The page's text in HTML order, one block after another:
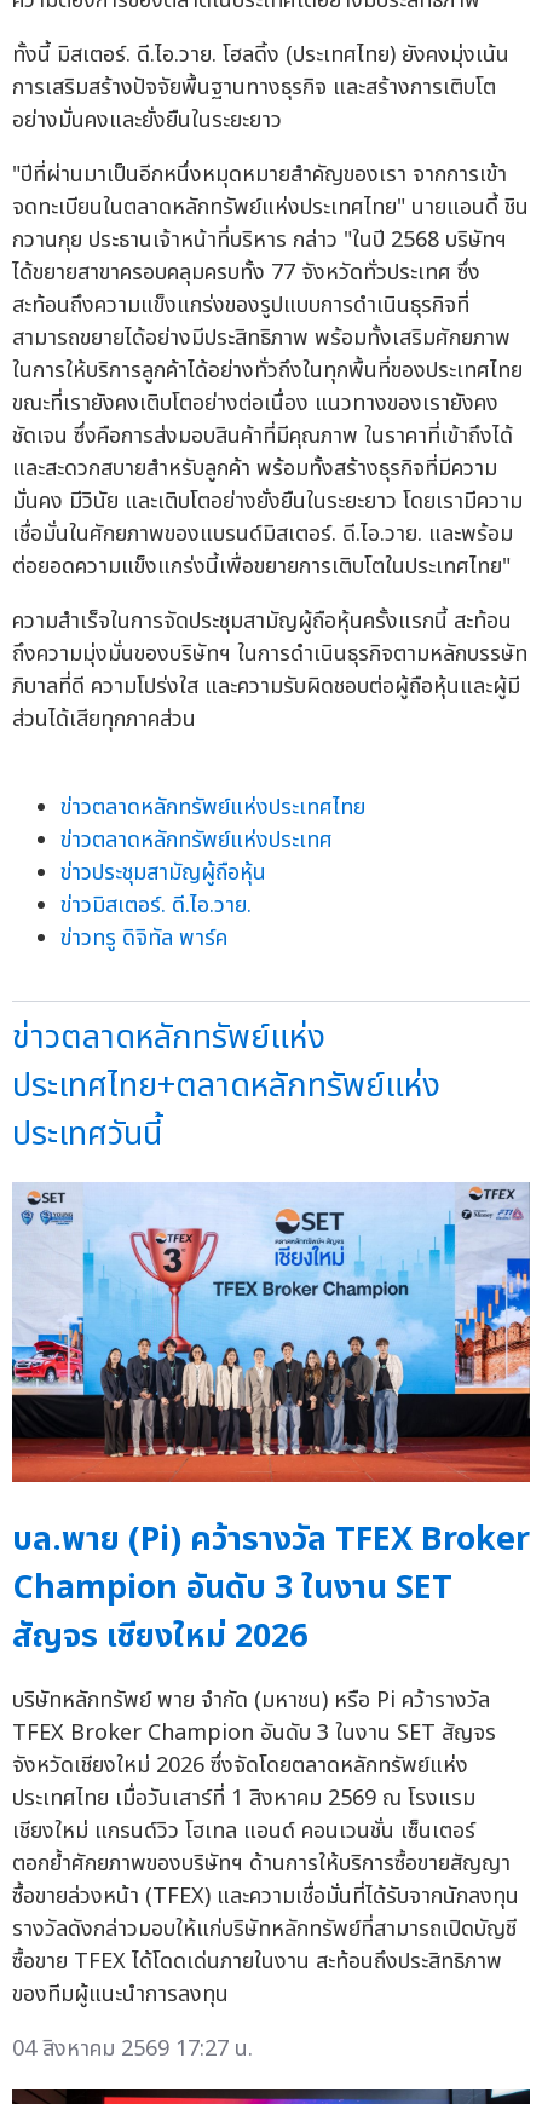
ทั้งนี้ มิสเตอร์. ดี.ไอ.วาย. โฮลดิ้ง (ประเทศไทย) ยังคงมุ่งเน้น
การเสริมสร้างปัจจัยพื้นฐานทางธุรกิจ และสร้างการเติบโต
อย่างมั่นคงและยั่งยืนในระยะยาว
"ปีที่ผ่านมาเป็นอีกหนึ่งหมุดหมายสำคัญของเรา จากการเข้า
จดทะเบียนในตลาดหลักทรัพย์แห่งประเทศไทย" นายแอนดี้ ชิน
กวานกุย ประธานเจ้าหน้าที่บริหาร กล่าว "ในปี 2568 บริษัทฯ
ได้ขยายสาขาครอบคลุมครบทั้ง 77 จังหวัดทั่วประเทศ ซึ่ง
สะท้อนถึงความแข็งแกร่งของรูปแบบการดำเนินธุรกิจที่
สามารถขยายได้อย่างมีประสิทธิภาพ พร้อมทั้งเสริมศักยภาพ
ในการให้บริการลูกค้าได้อย่างทั่วถึงในทุกพื้นที่ของประเทศไทย
ขณะที่เรายังคงเติบโตอย่างต่อเนื่อง แนวทางของเรายังคง
ชัดเจน ซึ่งคือการส่งมอบสินค้าที่มีคุณภาพ ในราคาที่เข้าถึงได้
และสะดวกสบายสำหรับลูกค้า พร้อมทั้งสร้างธุรกิจที่มีความ
มั่นคง มีวินัย และเติบโตอย่างยั่งยืนในระยะยาว โดยเรามีความ
เชื่อมั่นในศักยภาพของแบรนด์มิสเตอร์. ดี.ไอ.วาย. และพร้อม
ต่อยอดความแข็งแกร่งนี้เพื่อขยายการเติบโตในประเทศไทย"
ความสำเร็จในการจัดประชุมสามัญผู้ถือหุ้นครั้งแรกนี้ สะท้อน
ถึงความมุ่งมั่นของบริษัทฯ ในการดำเนินธุรกิจตามหลักบรรษัท
ภิบาลที่ดี ความโปร่งใส และความรับผิดชอบต่อผู้ถือหุ้นและผู้มี
ส่วนได้เสียทุกภาคส่วน
ข่าวตลาดหลักทรัพย์แห่งประเทศไทย
ข่าวตลาดหลักทรัพย์แห่งประเทศ
ข่าวประชุมสามัญผู้ถือหุ้น
ข่าวมิสเตอร์. ดี.ไอ.วาย.
ข่าวทรู ดิจิทัล พาร์ค
ข่าวตลาดหลักทรัพย์แห่ง
ประเทศไทย+ตลาดหลักทรัพย์แห่ง
ประเทศวันนี้
บล.พาย (Pi) คว้ารางวัล TFEX Broker
Champion อันดับ 3 ในงาน SET
สัญจร เชียงใหม่ 2026
บริษัทหลักทรัพย์ พาย จำกัด (มหาชน) หรือ Pi คว้ารางวัล
TFEX Broker Champion อันดับ 3 ในงาน SET สัญจร
จังหวัดเชียงใหม่ 2026 ซึ่งจัดโดยตลาดหลักทรัพย์แห่ง
ประเทศไทย เมื่อวันเสาร์ที่ 1 สิงหาคม 2569 ณ โรงแรม
เชียงใหม่ แกรนด์วิว โฮเทล แอนด์ คอนเวนชั่น เซ็นเตอร์
ตอกย้ำศักยภาพของบริษัทฯ ด้านการให้บริการซื้อขายสัญญา
ซื้อขายล่วงหน้า (TFEX) และความเชื่อมั่นที่ได้รับจากนักลงทุน
รางวัลดังกล่าวมอบให้แก่บริษัทหลักทรัพย์ที่สามารถเปิดบัญชี
ซื้อขาย TFEX ได้โดดเด่นภายในงาน สะท้อนถึงประสิทธิภาพ
ของทีมผู้แนะนำการลงทุน
04 สิงหาคม 2569 17:27 น.